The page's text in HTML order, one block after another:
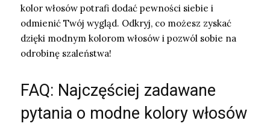
kolor włosów potrafi dodać pewności siebie i
odmienić Twój wygląd. Odkryj, co możesz zyskać
dzięki modnym kolorom włosów i pozwól sobie na
odrobinę szaleństwa!
FAQ: Najczęściej zadawane
pytania o modne kolory włosów